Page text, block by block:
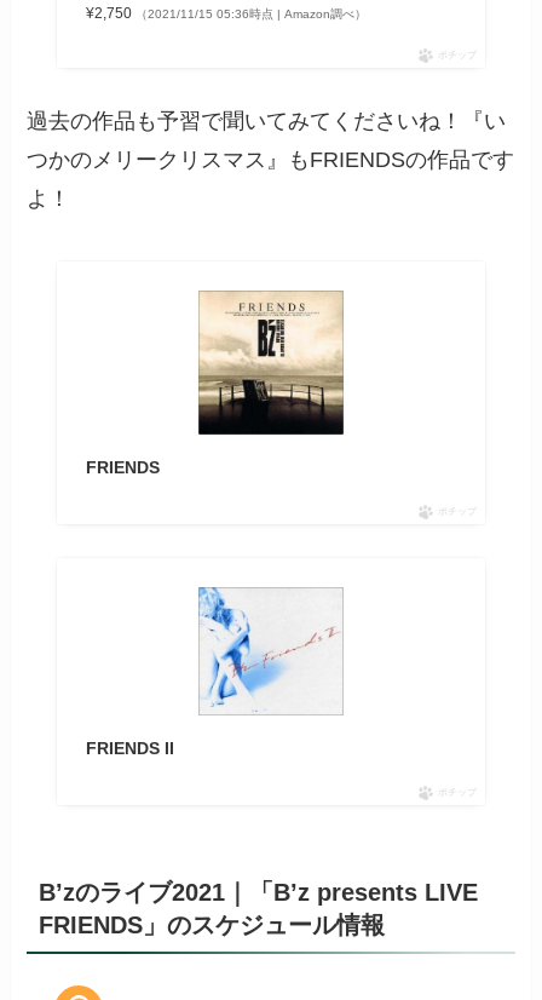
¥2,750 （2021/11/15 05:36時点 | Amazon調べ）
ポチップ
過去の作品も予習で聞いてみてくださいね！『い
つかのメリークリスマス』もFRIENDSの作品です
よ！
FRIENDS
ポチップ
FRIENDS II
ポチップ
B’zのライブ2021｜「 B’z presents LIVE
FRIENDS 」のスケジュール情報